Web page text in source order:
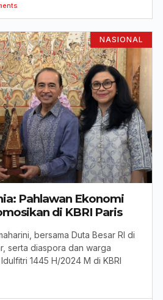
NASIONAL
Pahlawan Ekonomi
di KBRI Paris
bersama Duta Besar RI di
serta diaspora dan warga
1445 H/2024 M di KBRI